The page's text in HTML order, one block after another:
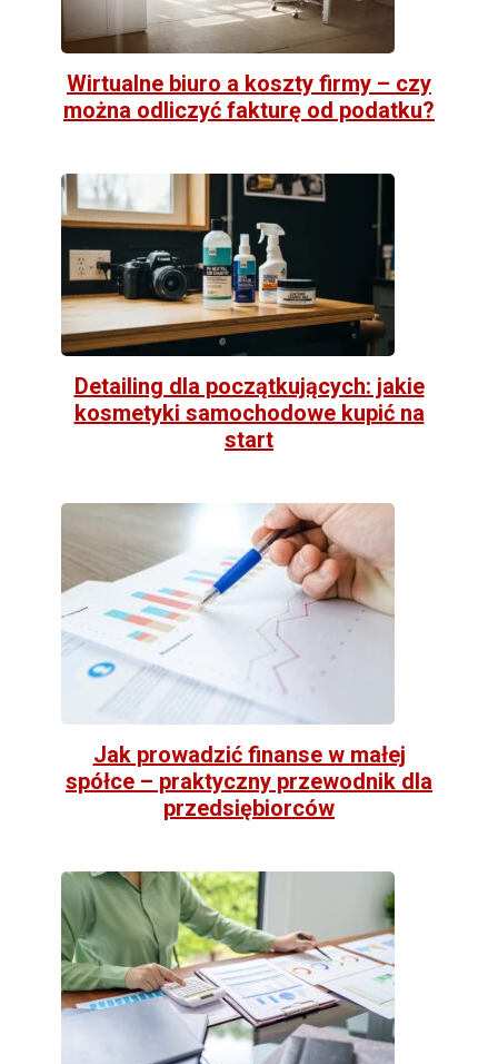
Wirtualne biuro a koszty firmy – czy
można odliczyć fakturę od podatku?
Detailing dla początkujących: jakie
kosmetyki samochodowe kupić na
start
Jak prowadzić finanse w małej
spółce – praktyczny przewodnik dla
przedsiębiorców